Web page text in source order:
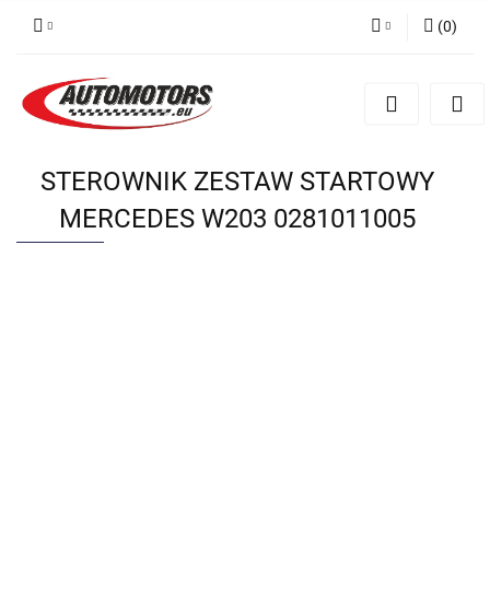
Zarejestruj się
(0)
STEROWNIK ZESTAW STARTOWY
MERCEDES W203 0281011005